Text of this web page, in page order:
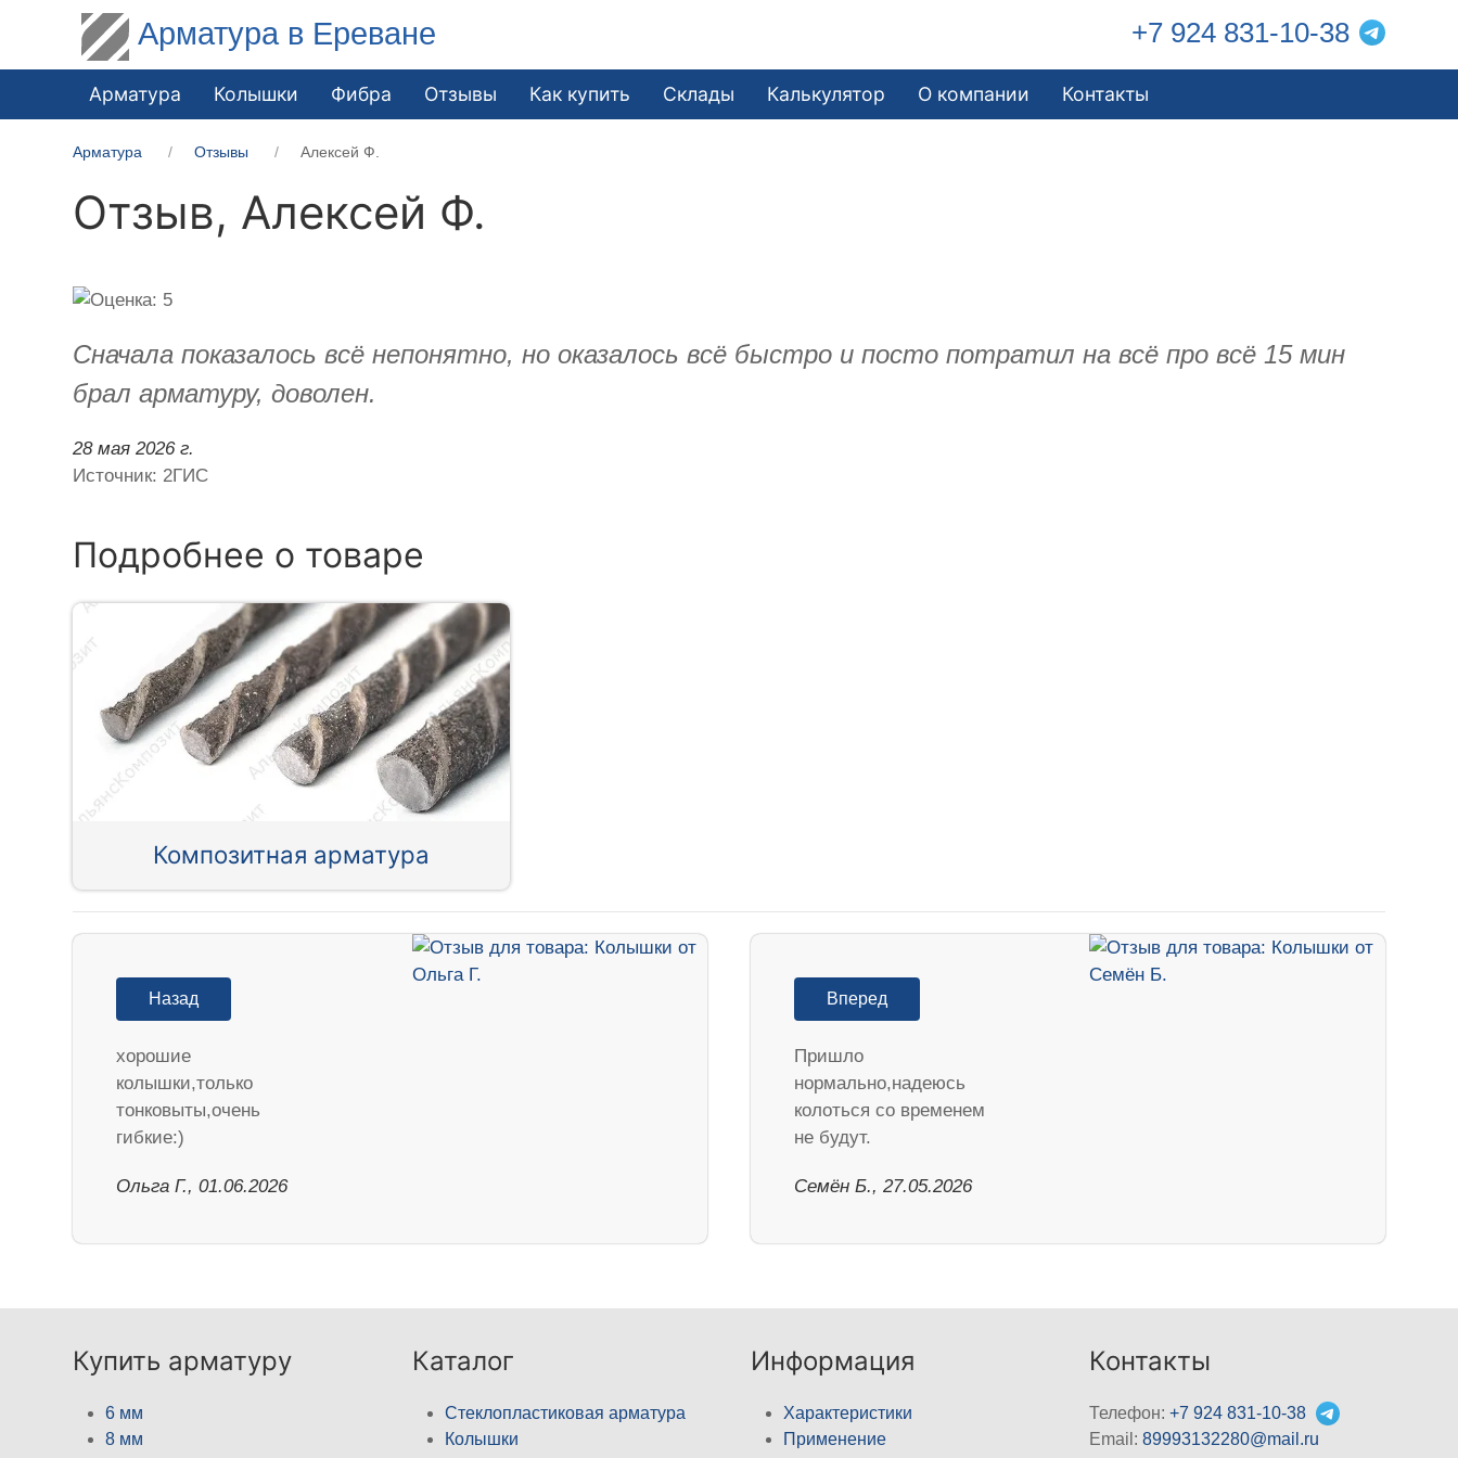
Арматура в Ереване +7 924 831-10-38
Арматура Колышки Фибра Отзывы Как купить Склады Калькулятор О компании Контакты
Арматура Отзывы Алексей Ф.
Отзыв, Алексей Ф.
Сначала показалось всё непонятно, но оказалось всё быстро и посто потратил на всё про всё 15 мин
брал арматуру, доволен.
28 мая 2026 г.
Источник: 2ГИС
Подробнее о товаре
Композитная арматура
Назад
хорошие
колышки,только
тонковыты,очень
гибкие:)
Ольга Г., 01.06.2026
Вперед
Пришло
нормально,надеюсь
колоться со временем
не будут.
Семён Б., 27.05.2026
Купить арматуру
6 мм
8 мм
Каталог
Стеклопластиковая арматура
Колышки
Информация
Характеристики
Применение
Контакты
Телефон:+7 924 831-10-38
Email:89993132280@mail.ru